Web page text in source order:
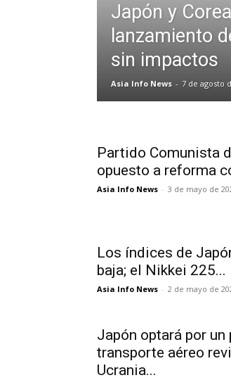
Japón y
lanzamiento
sin impactos
Asia Info News - 7 de agosto
Partido Comunista
opuesto a reforma
Asia Info News - 3 de mayo de
Los índices de
baja; el Nikkei 225...
Asia Info News - 2 de mayo de
Japón optará por un
transporte aéreo
Ucrania...